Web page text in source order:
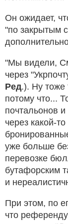
Он ожидает,
"по закрытым
"Мы видели,
через
Ред.). Ну тоже
потому что...
почтальонов
через какой-
уже больше
перевозке
бутафорским
и
При этом, по
что